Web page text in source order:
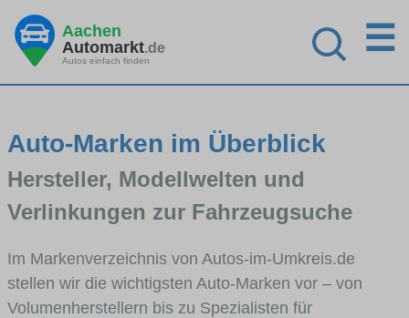
Aachen
Automarkt.de
Autos einfach finden
☰
Auto-Marken im Überblick
Hersteller, Modellwelten und
Verlinkungen zur Fahrzeugsuche
Im Markenverzeichnis von Autos-im-Umkreis.de
stellen wir die wichtigsten Auto-Marken vor – von
Volumenherstellern bis zu Spezialisten für